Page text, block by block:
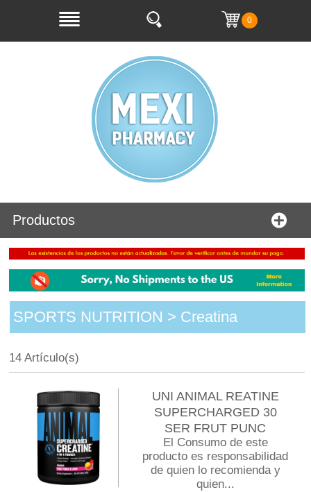
0
Productos
SPORTS NUTRITION > Creatina
14 Artículo(s)
UNI ANIMAL REATINE
SUPERCHARGED 30
SER FRUT PUNC
El Consumo de este
producto es responsabilidad
de quien lo recomienda y
quien...